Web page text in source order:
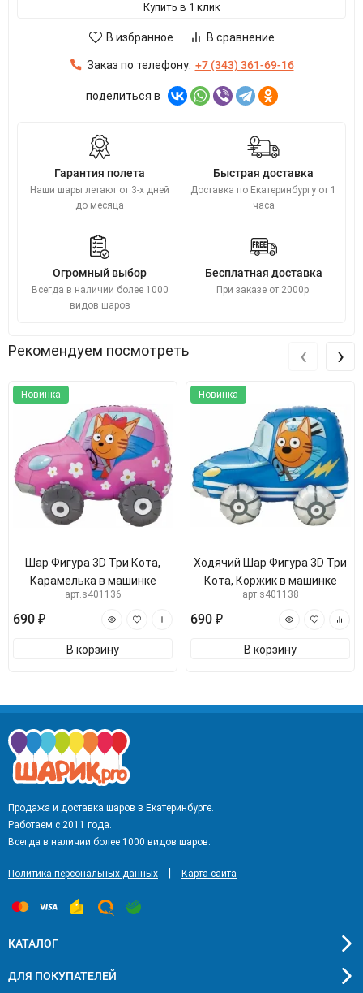
Купить в 1 клик
В избранное В сравнение
Заказ по телефону: +7 (343) 361-69-16
поделиться в
Гарантия полета
Наши шары летают от 3-х дней
до месяца
Быстрая доставка
Доставка по Екатеринбургу от 1
часа
Огромный выбор
Всегда в наличии более 1000
видов шаров
Бесплатная доставка
При заказе от 2000р.
Рекомендуем посмотреть
Новинка
Шар Фигура 3D Три Кота,
Карамелька в машинке
арт.s401136
690 ₽
В корзину
Новинка
Ходячий Шар Фигура 3D Три
Кота, Коржик в машинке
арт.s401138
690 ₽
В корзину
‹ ›
Продажа и доставка шаров в Екатеринбурге.
Работаем с 2011 года.
Всегда в наличии более 1000 видов шаров.
Политика персональных данных Карта сайта
КАТАЛОГ
ДЛЯ ПОКУПАТЕЛЕЙ